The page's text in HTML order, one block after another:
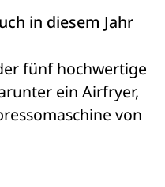
in diesem Jahr
fünf hochwertige
ein Airfryer,
von